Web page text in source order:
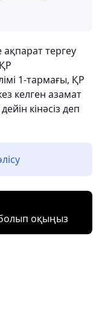
тергеу
1-тармағы, ҚР
келген азамат
кінәсіз деп
оқыңыз